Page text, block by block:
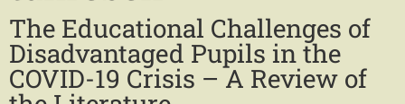
The Educational Challenges of
Disadvantaged Pupils in the
COVID-19 Crisis – A Review of